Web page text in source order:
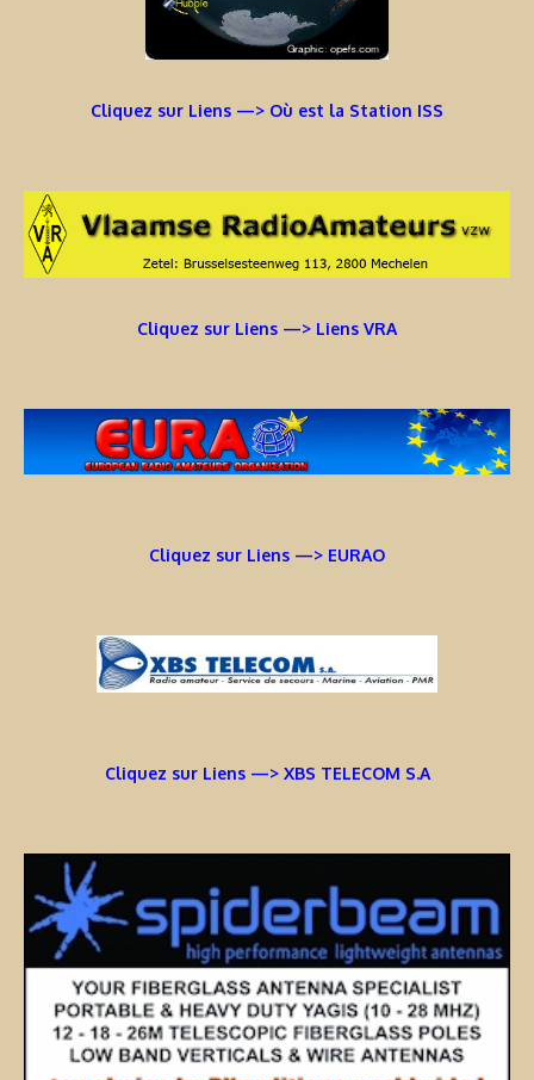
Cliquez sur Liens —> Où est la Station ISS
Cliquez sur Liens —> Liens VRA
Cliquez sur Liens —> EURAO
Cliquez sur Liens —> XBS TELECOM S.A